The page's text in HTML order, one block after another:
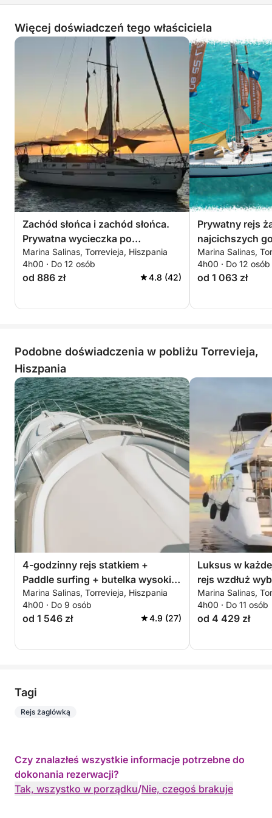
- 4 kamizelki ratunkowe (dziecięce i dorosłe).
- Kilka rurek i masek (dziecięce i dorosłe).
- Kilka makaronów kąpielowych.
--------------------------------------
- Ręcznik
- Krem z filtrem
- Jedzenie
- Napoje
- Lód do picia lub chłodzenia (dostępne są duże
chłodziarki plażowe, ale wymagają lodu, który nie
jednorazowych).
--------------------------------------- DO JEDZENIA:
- Możesz przynieść własne, już przygotowane
jedzenie.
---------------------------------------
CENY I HARMONOGRAM:
------------------------------
------------------------------
LIPIEC I SIERPIEŃ:
- Cały dzień (8 godzin)
- Harmonogram: 9:30-17:30 / CENA CAŁKOWITA:
690 EUR
-------------------------------
- Pół dnia (4 godziny):
490 EUR
- Harmonogram: 18:00-22:00 / CENA CAŁKOWITA:
------------------------------
CZERWIEC I WRZESIEŃ:
- Cały dzień (8 godzin)
Więcej doświadczeń tego właściciela
Zachód słońca i zachód słońca.
Prywatna wycieczka po
Torrevieja.
Marina Salinas, Torrevieja, Hiszpania
4h00 · Do 12 osób
od 886 zł 4.8 (42)
Prywatny rejs
najcichszych
Torrevieja.
Marina Salinas,
4h00 · Do 12 osób
od 1 063 zł
Podobne doświadczenia w pobliżu Torrevieja,
Hiszpania
4-godzinny rejs statkiem +
Paddle surfing + butelka wysokiej
jakości cavy – ALL INCLUSIVE
Marina Salinas, Torrevieja, Hiszpania
4h00 · Do 9 osób
od 1 546 zł 4.9 (27)
Luksus w
rejs wzdłuż
Marina Salinas,
4h00 · Do 11 osób
od 4 429 zł
Tagi
Rejs żaglówką
Czy znalazłeś wszystkie informacje potrzebne do
dokonania rezerwacji?
Tak, wszystko w porządku/Nie, czegoś brakuje